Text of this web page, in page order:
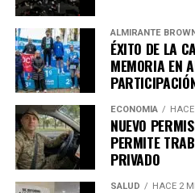
sometido a una cirugía y
coma inducido, con un estado
crítico.
Investigación y
ataque
ALMIRANTE
ÉXITO DE LA
MEMORIA EN
ECONOMÍA
NUEVO
PERMITE
PRIVADO
SALUD HACE 2